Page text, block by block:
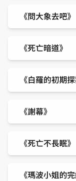
《問大象去吧》
《死亡暗道》
《白羅的初期探
《謝幕》
《死亡不長眠》
《瑪波小姐的完